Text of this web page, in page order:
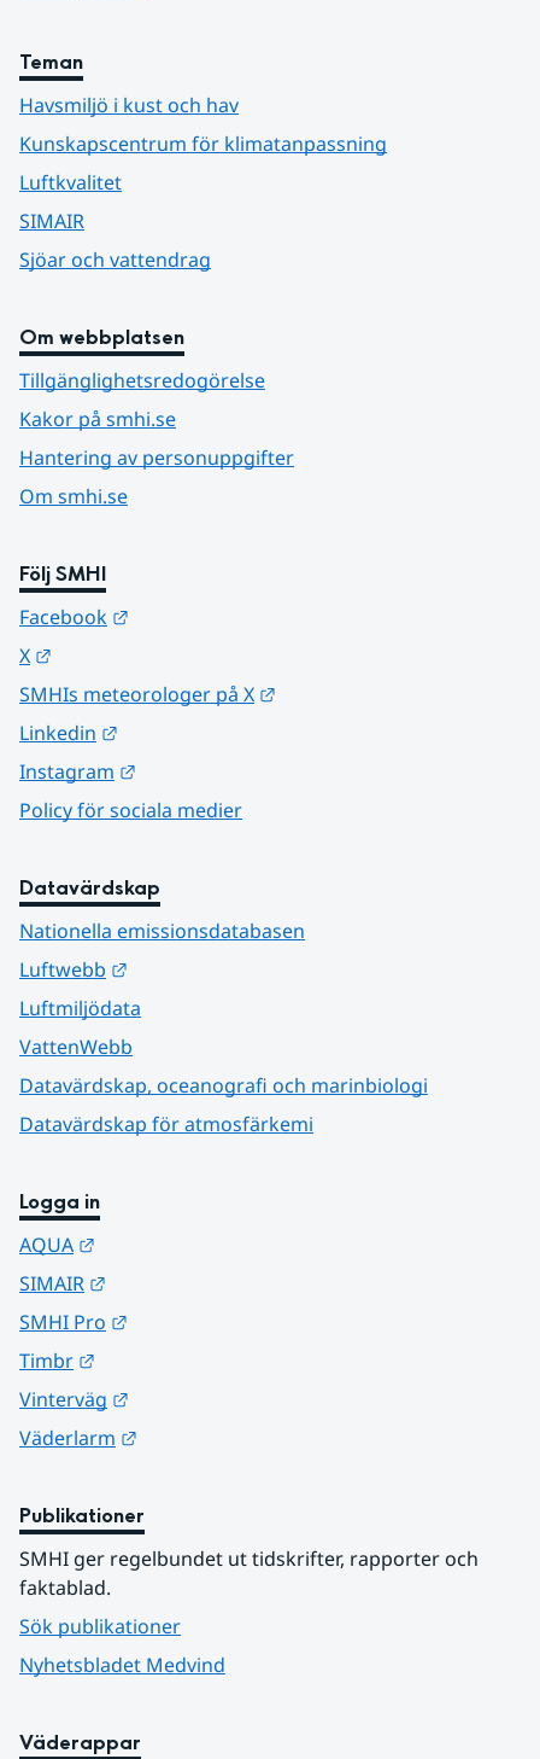
Teman
Havsmiljö i kust och hav
Kunskapscentrum för klimatanpassning
Luftkvalitet
SIMAIR
Sjöar och vattendrag
Om webbplatsen
Tillgänglighetsredogörelse
Kakor på smhi.se
Hantering av personuppgifter
Om smhi.se
Följ SMHI
Facebook
X
SMHIs meteorologer på X
Linkedin
Instagram
Policy för sociala medier
Datavärdskap
Nationella emissionsdatabasen
Luftwebb
Luftmiljödata
VattenWebb
Datavärdskap, oceanografi och marinbiologi
Datavärdskap för atmosfärkemi
Logga in
AQUA
SIMAIR
SMHI Pro
Timbr
Vinterväg
Väderlarm
Publikationer
SMHI ger regelbundet ut tidskrifter, rapporter och
faktablad.
Sök publikationer
Nyhetsbladet Medvind
Väderappar